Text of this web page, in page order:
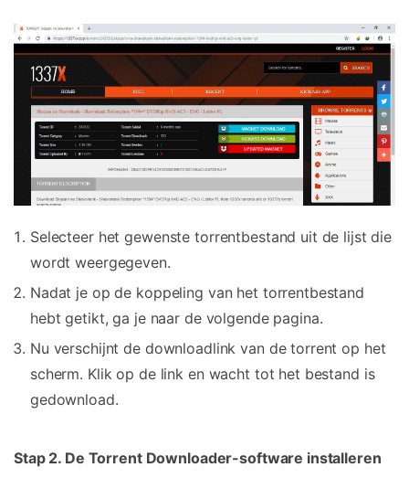
Selecteer het gewenste torrentbestand uit de lijst die
wordt weergegeven.
Nadat je op de koppeling van het torrentbestand
hebt getikt, ga je naar de volgende pagina.
Nu verschijnt de downloadlink van de torrent op het
scherm. Klik op de link en wacht tot het bestand is
gedownload.
Stap 2. De Torrent Downloader-software installeren